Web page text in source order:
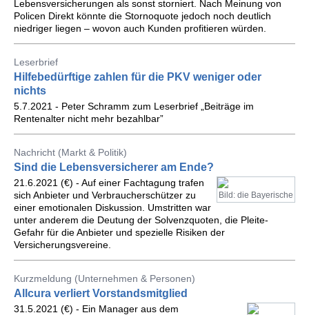
Lebensversicherungen als sonst storniert. Nach Meinung von
Policen Direkt könnte die Stornoquote jedoch noch deutlich
niedriger liegen – wovon auch Kunden profitieren würden.
Leserbrief
Hilfebedürftige zahlen für die PKV weniger oder
nichts
5.7.2021 - Peter Schramm zum Leserbrief „Beiträge im
Rentenalter nicht mehr bezahlbar”
Nachricht (Markt & Politik)
Sind die Lebensversicherer am Ende?
Bild: die Bayerische
21.6.2021 (€) - Auf einer Fachtagung trafen
sich Anbieter und Verbraucherschützer zu
einer emotionalen Diskussion. Umstritten war
unter anderem die Deutung der Solvenzquoten, die Pleite-
Gefahr für die Anbieter und spezielle Risiken der
Versicherungsvereine.
Kurzmeldung (Unternehmen & Personen)
Allcura verliert Vorstandsmitglied
31.5.2021 (€) - Ein Manager aus dem